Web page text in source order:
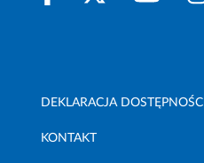
DEKLARACJA DOSTĘPNOŚCI
KONTAKT